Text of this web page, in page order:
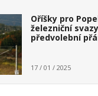
Oříšky pro
železniční
předvolební
17 / 01 / 2025